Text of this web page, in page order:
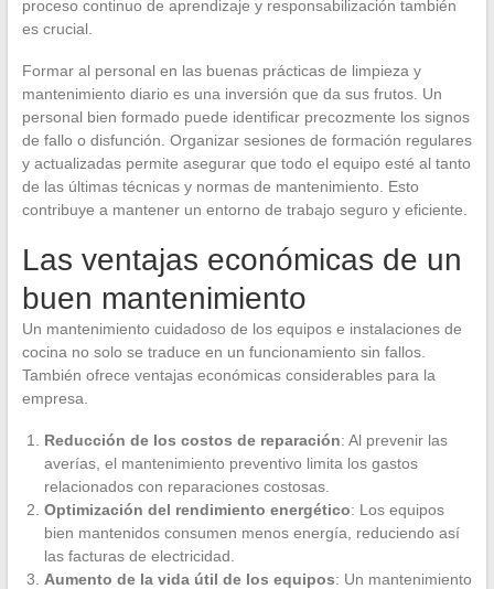
proceso continuo de aprendizaje y responsabilización también
es crucial.
Formar al personal en las buenas prácticas de limpieza y
mantenimiento diario es una inversión que da sus frutos. Un
personal bien formado puede identificar precozmente los signos
de fallo o disfunción. Organizar sesiones de formación regulares
y actualizadas permite asegurar que todo el equipo esté al tanto
de las últimas técnicas y normas de mantenimiento. Esto
contribuye a mantener un entorno de trabajo seguro y eficiente.
Las ventajas económicas de un
buen mantenimiento
Un mantenimiento cuidadoso de los equipos e instalaciones de
cocina no solo se traduce en un funcionamiento sin fallos.
También ofrece ventajas económicas considerables para la
empresa.
Reducción de los costos de reparación: Al prevenir las
averías, el mantenimiento preventivo limita los gastos
relacionados con reparaciones costosas.
Optimización del rendimiento energético: Los equipos
bien mantenidos consumen menos energía, reduciendo así
las facturas de electricidad.
Aumento de la vida útil de los equipos: Un mantenimiento